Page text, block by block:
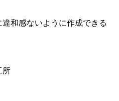
和感ないように作成できる
所